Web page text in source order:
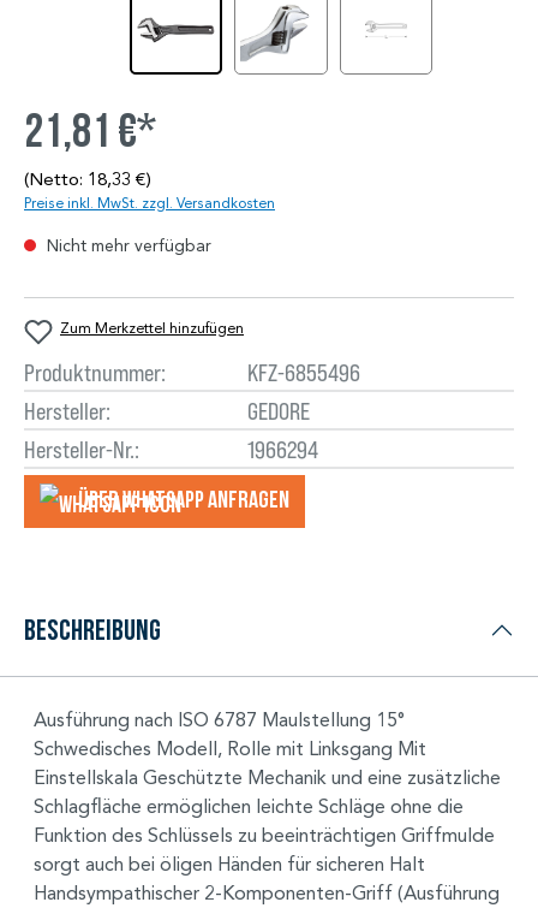
21,81 €*
(Netto: 18,33 €)
Preise inkl. MwSt. zzgl. Versandkosten
Nicht mehr verfügbar
Zum Merkzettel hinzufügen
Produktnummer:
KFZ-6855496
Hersteller:
GEDORE
Hersteller-Nr.:
1966294
Über WhatsApp anfragеn
Beschreibung
Ausführung nach ISO 6787 Maulstellung 15°
Schwedisches Modell, Rolle mit Linksgang Mit
Einstellskala Geschützte Mechanik und eine zusätzliche
Schlagfläche ermöglichen leichte Schläge ohne die
Funktion des Schlüssels zu beeinträchtigen Griffmulde
sorgt auch bei öligen Händen für sicheren Halt
Handsympathischer 2-Komponenten-Griff (Ausführung